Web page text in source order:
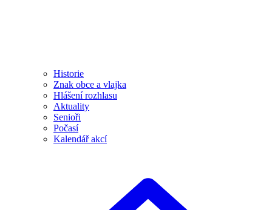
Historie
Znak obce a vlajka
Hlášení rozhlasu
Aktuality
Senioři
Počasí
Kalendář akcí